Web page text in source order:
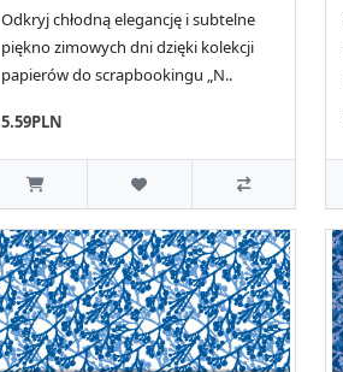
Odkryj chłodną elegancję i subtelne
piękno zimowych dni dzięki kolekcji
papierów do scrapbookingu „N..
5.59PLN